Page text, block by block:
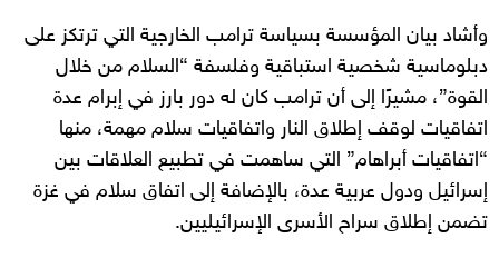
وأشاد بيان المؤسسة بسياسة ترامب الخارجية التي ترتكز على
دبلوماسية شخصية استباقية وفلسفة “السلام من خلال
القوة”، مشيرًا إلى أن ترامب كان له دور بارز في إبرام عدة
اتفاقيات لوقف إطلاق النار واتفاقيات سلام مهمة، منها
“اتفاقيات أبراهام” التي ساهمت في تطبيع العلاقات بين
إسرائيل ودول عربية عدة، بالإضافة إلى اتفاق سلام في غزة
تضمن إطلاق سراح الأسرى الإسرائيليين.